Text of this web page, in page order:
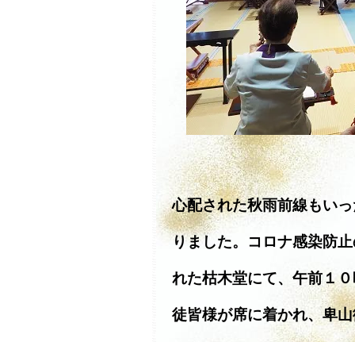
心配された秋雨前線もい
りました。コロナ感染防
れた枯木堂にて、午前１
徒皆様が席に着かれ、卑